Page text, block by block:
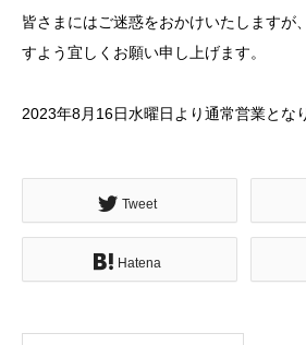
皆さまにはご迷惑をおかけいたしますが
すよう宜しくお願い申し上げます。
2023年8月16日水曜日より通常営業とな
Tweet
Hatena